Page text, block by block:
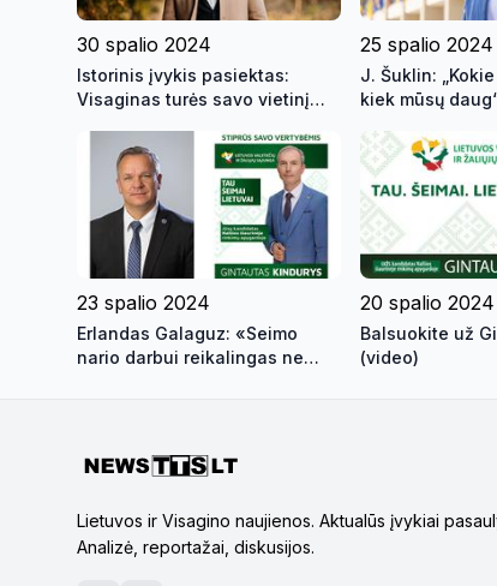
30 spalio 2024
Istorinis įvykis pasiektas:
Visaginas turės savo vietinį
25 spalio 2024
J. Šuklin:
kiek mūsų
23 spalio 2024
Erlandas Galaguz: «Seimo
nario darbui reikalingas ne
20 spalio 2024
Balsuokite už
(video)
Lietuvos ir Visagino naujienos. Aktualūs įvykiai
Analizė, reportažai, diskusijos.